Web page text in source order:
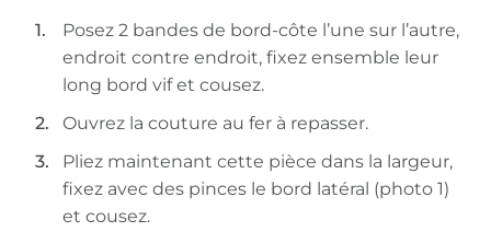
Posez 2 bandes de bord-côte l’une sur l’autre,
endroit contre endroit, fixez ensemble leur
long bord vif et cousez.
Ouvrez la couture au fer à repasser.
Pliez maintenant cette pièce dans la largeur,
fixez avec des pinces le bord latéral (photo 1)
et cousez.